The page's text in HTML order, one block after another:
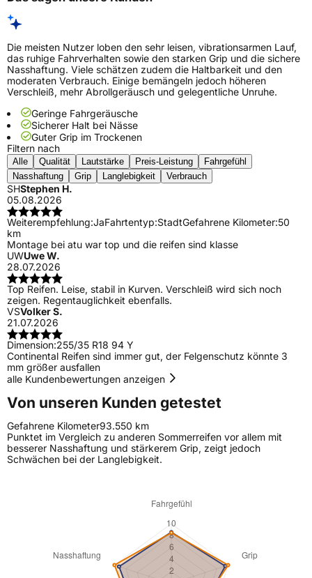
Die meisten Nutzer loben den sehr leisen, vibrationsarmen Lauf,
das ruhige Fahrverhalten sowie den starken Grip und die sichere
Nasshaftung. Viele schätzen zudem die Haltbarkeit und den
moderaten Verbrauch. Einige bemängeln jedoch höheren
Verschleiß, mehr Abrollgeräusch und gelegentliche Unruhe.
Geringe Fahrgeräusche
Sicherer Halt bei Nässe
Guter Grip im Trockenen
Filtern nach
Alle Qualität Lautstärke Preis-Leistung
Fahrgefühl
Nasshaftung
Grip Langlebigkeit Verbrauch
SHStephen H.
05.08.2026
Weiterempfehlung:JaFahrtentyp:StadtGefahrene Kilometer:50
km
Montage bei atu war top und die reifen sind klasse
UWUwe W.
28.07.2026
Top Reifen. Leise, stabil in Kurven. Verschleiß wird sich noch
zeigen. Regentauglichkeit ebenfalls.
VSVolker S.
21.07.2026
Dimension:255/35 R18 94 Y
Continental Reifen sind immer gut, der Felgenschutz könnte 3
mm größer ausfallen
alle Kundenbewertungen anzeigen
Von unseren Kunden getestet
Gefahrene Kilometer93.550 km
Punktet im Vergleich zu anderen Sommerreifen vor allem mit
besserer Nasshaftung und stärkerem Grip, zeigt jedoch
Schwächen bei der Langlebigkeit.